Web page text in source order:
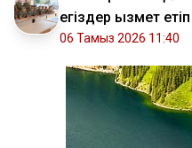
егіздер қызмет
06 Тамыз 2026 11:40